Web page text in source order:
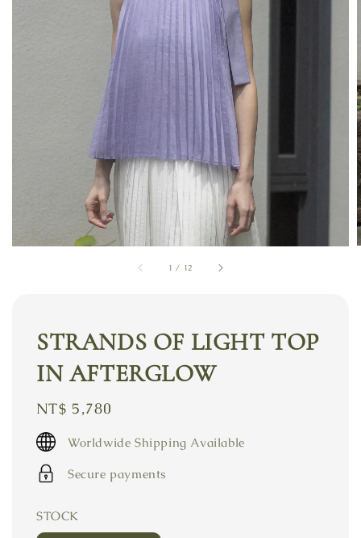
1 / 12
STRANDS OF LIGHT TOP
IN AFTERGLOW
Regular
price
NT$ 5,780
Worldwide Shipping Available
Secure payments
STOCK